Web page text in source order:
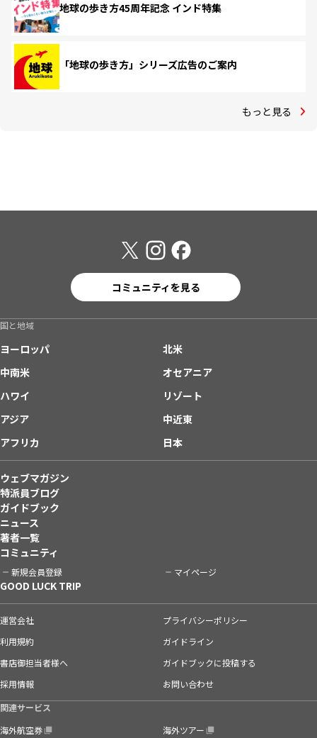
地球の歩き方45周年記念 インド特集
「地球の歩き方」シリーズ広告のご案内
もっと見る
コミュニティを見る
国と地域
ヨーロッパ
北米
中南米
オセアニア
ハワイ
リゾート
アジア
中近東
アフリカ
日本
ウェブマガジン
特派員ブログ
ガイドブック
ニュース
著者一覧
コミュニティ
新規会員登録 マイページ
GOOD LUCK TRIP
運営会社
プライバシーポリシー
利用規約
ガイドライン
書店御担当者様へ
ガイドブックに投稿する
採用情報
お問い合わせ
関連サービス
海外航空券
海外ツアー